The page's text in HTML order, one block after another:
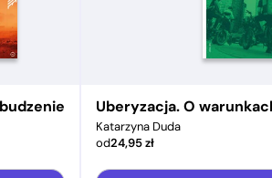
Uberyzacja. O
Katarzyna Duda
od24,95zł